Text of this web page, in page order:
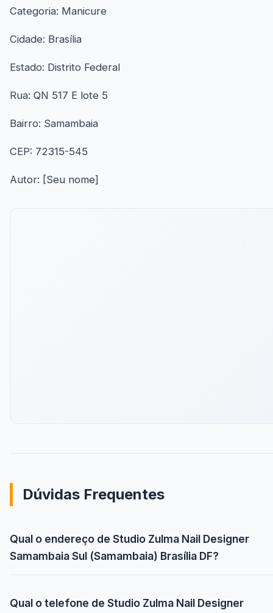
Categoria: Manicure
Cidade: Brasília
Estado: Distrito Federal
Rua: QN 517 E lote 5
Bairro: Samambaia
CEP: 72315-545
Autor: [Seu nome]
Dúvidas Frequentes
Qual o endereço de Studio Zulma Nail Designer
Samambaia Sul (Samambaia) Brasília DF?
Qual o telefone de Studio Zulma Nail Designer